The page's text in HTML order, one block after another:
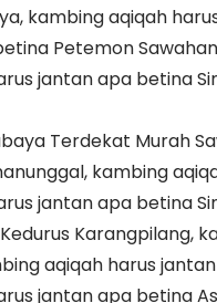
kambing aqiqah
Petemon
jantan apa betina
Terdekat Murah
kambing
jantan apa betina
Karangpilang,
aqiqah harus
jantan apa betina